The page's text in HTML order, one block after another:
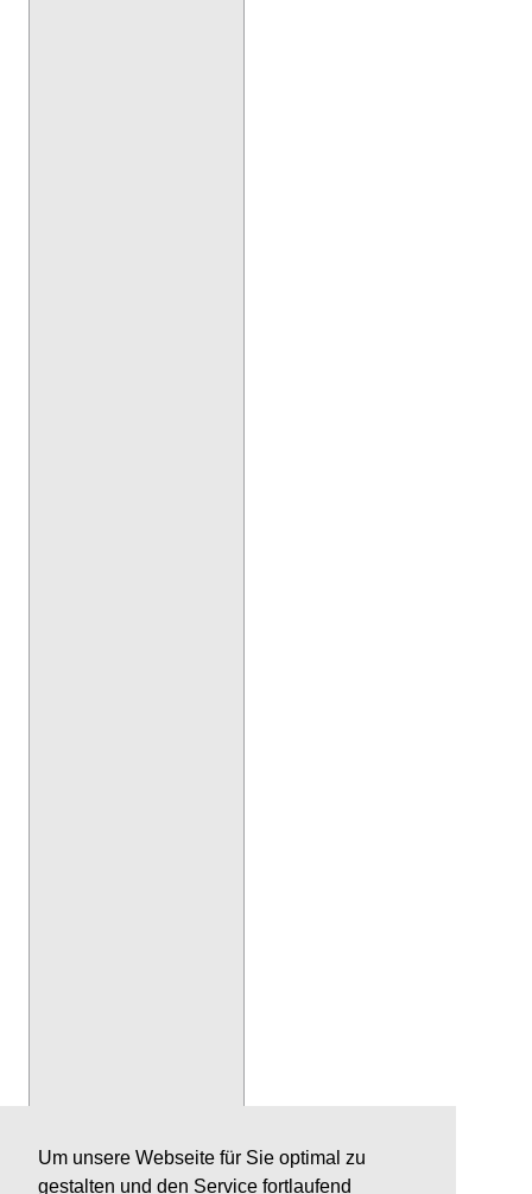
Um unsere Webseite für Sie optimal zu
gestalten und den Service fortlaufend